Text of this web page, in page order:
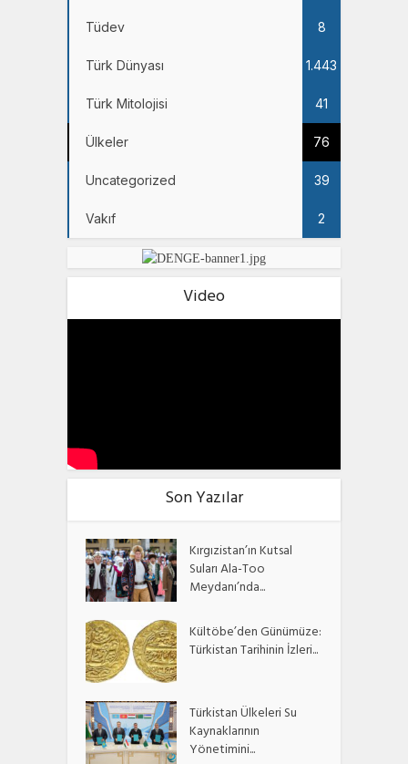
Tüdev 8
Türk Dünyası 1.443
Türk Mitolojisi 41
Ülkeler 76
Uncategorized 39
Vakıf 2
Video
Son Yazılar
Kırgızistan’ın Kutsal
Suları Ala-Too
Meydanı’nda...
Kültöbe’den Günümüze:
Türkistan Tarihinin İzleri...
Türkistan Ülkeleri Su
Kaynaklarının
Yönetimini...